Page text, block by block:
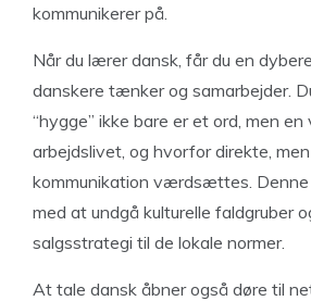
kommunikerer på.
Når du lærer dansk, får du en
danskere tænker og samarbejder.
“hygge” ikke bare er et ord, men
arbejdslivet, og hvorfor direkte,
kommunikation værdsættes.
med at undgå kulturelle faldgruber
salgsstrategi til de lokale normer.
At tale dansk åbner også døre til